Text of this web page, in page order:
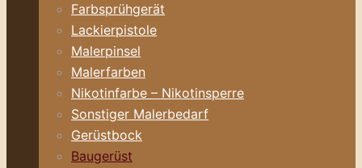
Farbsprühgerät
Lackierpistole
Malerpinsel
Malerfarben
Nikotinfarbe – Nikotinsperre
Sonstiger Malerbedarf
Gerüstbock
Baugerüst